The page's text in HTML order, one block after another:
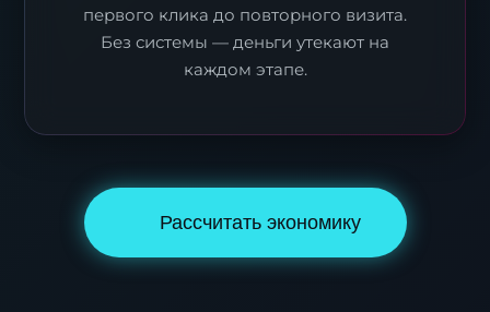
первого клика до повторного визита.
Без системы — деньги утекают на
каждом этапе.
Рассчитать экономику